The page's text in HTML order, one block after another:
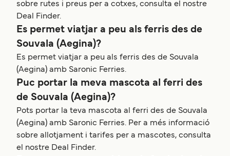
sobre rutes i preus per a cotxes, consulta el nostre
Deal Finder.
Es permet viatjar a peu als ferris des de
Souvala (Aegina)?
Es permet viatjar a peu als ferris des de Souvala
(Aegina) amb Saronic Ferries.
Puc portar la meva mascota al ferri des
de Souvala (Aegina)?
Pots portar la teva mascota al ferri des de Souvala
(Aegina) amb Saronic Ferries. Per a més informació
sobre allotjament i tarifes per a mascotes, consulta
el nostre Deal Finder.